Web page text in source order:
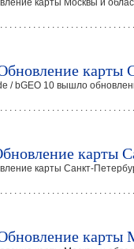
карты Москвы и
. . . . . . . . . . . . . . . . . . . . . . . . . . .
карты
/ bGEO 10 вышло
. . . . . . . . . . . . . . . . . . . . . . . . . . .
карты
карты Санкт-
. . . . . . . . . . . . . . . . . . . . . . . . . . .
карты